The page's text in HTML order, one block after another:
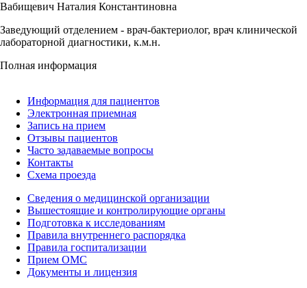
Вабищевич Наталия Константиновна
Заведующий отделением - врач-бактериолог, врач клинической
лабораторной диагностики, к.м.н.
Полная информация
Информация для пациентов
Электронная приемная
Запись на прием
Отзывы пациентов
Часто задаваемые вопросы
Контакты
Схема проезда
Сведения о медицинской организации
Вышестоящие и контролирующие органы
Подготовка к исследованиям
Правила внутреннего распорядка
Правила госпитализации
Прием ОМС
Документы и лицензия